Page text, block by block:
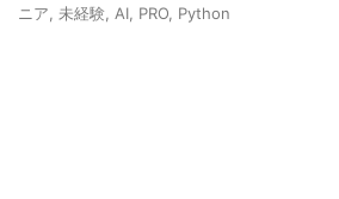
ニア
未経験 AI PRO Python